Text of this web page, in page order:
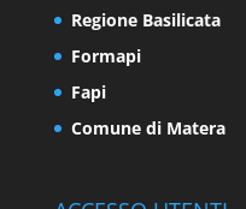
Regione Basilicata
Formapi
Fapi
Comune di Matera